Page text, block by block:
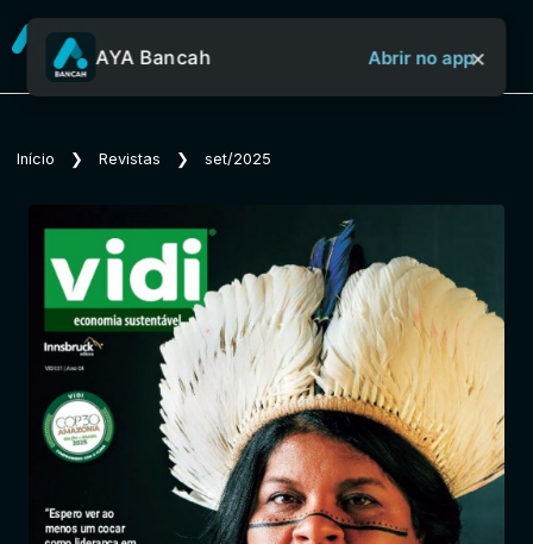
Sobre o Aya Bancah
Início
Revistas
Jornais
Notícias
AYA Bancah Abrir no app×
Início ❯ Revistas ❯ set/2025